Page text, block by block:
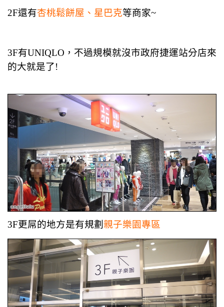
2F還有杏桃鬆餅屋、星巴克等商家~
3F有UNIQLO，不過規模就沒市政府捷運站分店來
的大就是了!
3F更屌的地方是有規劃 親子樂園專區